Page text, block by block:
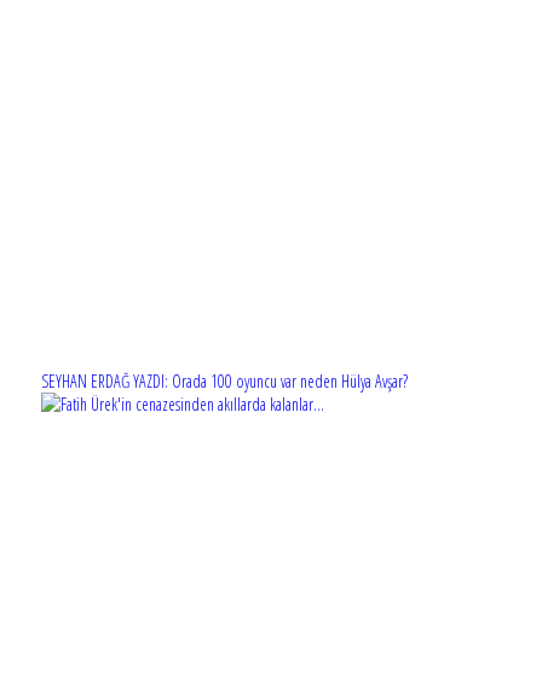
SEYHAN ERDAĞ YAZDI: Orada 100 oyuncu var neden Hülya Avşar?